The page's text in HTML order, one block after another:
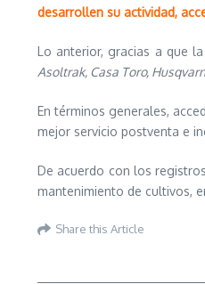
desarrollen su actividad,
Lo anterior, gracias a que
Asoltrak, Casa Toro,
En términos generales,
mejor servicio postventa e
De acuerdo con los
mantenimiento de cultivos,
Share this Article